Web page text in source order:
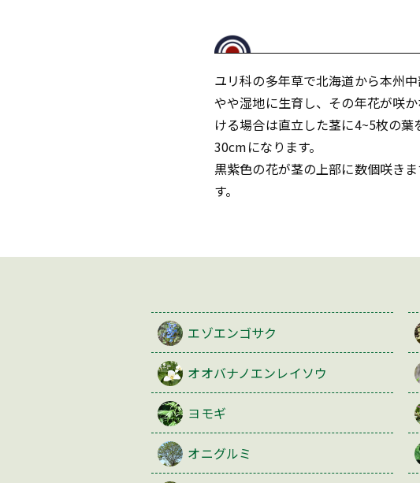
ユリ科の多年草で北海道から本州
やや湿地に生育し、その年花が咲
ける場合は直立した茎に4~5枚の
30cmになります。
黒紫色の花が茎の上部に数個咲き
す。
エゾエンゴサク
オオバナノエンレイソウ
ヨモギ
オニグルミ